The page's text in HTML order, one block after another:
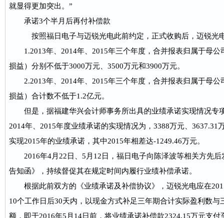
就显得更加突出。”
承诺3个半月后再付补偿款
按照福日电子与迈锐光电此前约定，正式收购后，迈锐光
1.2013年、2014年、2015年三个年度，合并报表归属于母公
损益）分别不低于3000万元、3500万元和3900万元。
2.2013年、2014年、2015年三个年度，合并报表归属于母公
损益）合计数不低于1.2亿元。
但是，据福建华兴会计师事务所出具的业绩承诺实现情况专
2014年、2015年度业绩承诺的实现情况为，3388万元、3637.31
实现2015年的业绩承诺，其中2015年相差达-1249.46万元。
2016年4月22日、5月12日，福日电子向陈泽波等相关方先后
告知函》，持续督促其在规定时间内履行业绩补偿承诺。
根据此前双方的《业绩承诺及补偿协议》，迈锐光电应在
10个工作日后30天内，以现金方式补足三年期合计实际盈利数与
额，即于2016年5月14日前，将业绩承诺补偿款2324.15万元支